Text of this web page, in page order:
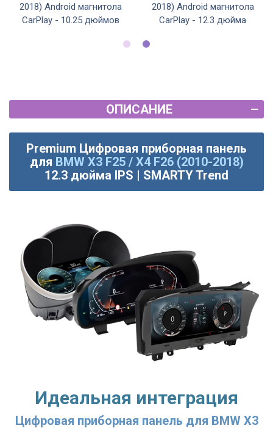
2018) Android магнитола
CarPlay - 10.25 дюймов
2018) Android магнитола
CarPlay - 12.3 дюйма
ОПИСАНИЕ
Premium Цифровая приборная панель
для BMW X3 F25 / X4 F26 (2010-2018)
12.3 дюйма IPS | SMARTY Trend
Идеальная интеграция
Цифровая приборная панель для BMW X3